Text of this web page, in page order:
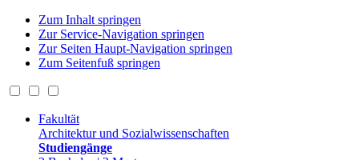
Zum Inhalt springen
Zur Service-Navigation springen
Zur Seiten Haupt-Navigation springen
Zum Seitenfuß springen
Fakultät
Architektur und Sozialwissenschaften
Studiengänge